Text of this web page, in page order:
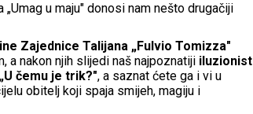
u maju" donosi nam nešto drugačiji
Zajednice Talijana „Fulvio Tomizza"
a nakon njih slijedi naš najpoznatiji iluzionist
„U čemu je trik?", a saznat ćete ga i vi u
obitelj koji spaja smijeh, magiju i